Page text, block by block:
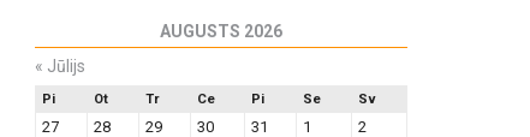
AUGUSTS 2026
« Jūlijs
Pi Ot Tr Ce Pi Se Sv
27 28 29 30 31 1
2